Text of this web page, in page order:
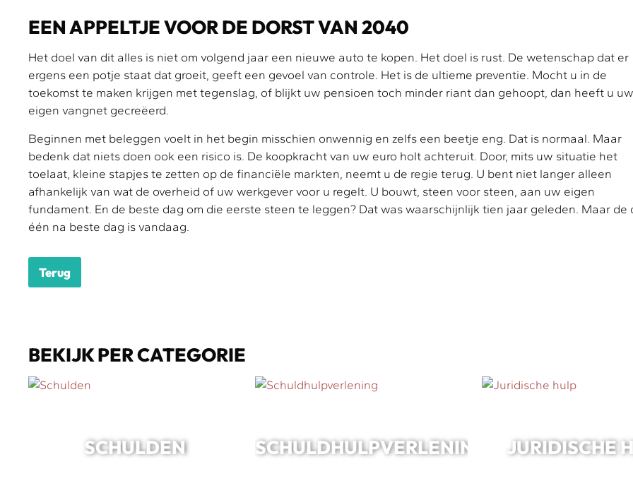
EEN APPELTJE VOOR DE DORST VAN 2040
Het doel van dit alles is niet om volgend jaar een nieuwe auto te kopen. Het doel is rust. De wetenschap dat er
ergens een potje staat dat groeit, geeft een gevoel van controle. Het is de ultieme preventie. Mocht u in de
toekomst te maken krijgen met tegenslag, of blijkt uw pensioen toch minder riant dan gehoopt, dan heeft u uw
eigen vangnet gecreëerd.
Beginnen met beleggen voelt in het begin misschien onwennig en zelfs een beetje eng. Dat is normaal. Maar
bedenk dat niets doen ook een risico is. De koopkracht van uw euro holt achteruit. Door, mits uw situatie het
toelaat, kleine stapjes te zetten op de financiële markten, neemt u de regie terug. U bent niet langer alleen
afhankelijk van wat de overheid of uw werkgever voor u regelt. U bouwt, steen voor steen, aan uw eigen
fundament. En de beste dag om die eerste steen te leggen? Dat was waarschijnlijk tien jaar geleden. Maar de
één na beste dag is vandaag.
Terug
BEKIJK PER CATEGORIE
SCHULDEN SCHULDHULPVERLENING JURIDISCHE